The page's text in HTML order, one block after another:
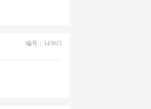
编号：143915